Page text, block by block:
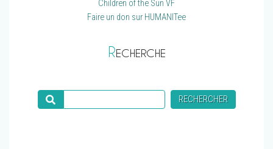
Children of the Sun VF
Faire un don sur HUMANITee
RECHERCHE
RECHERCHER